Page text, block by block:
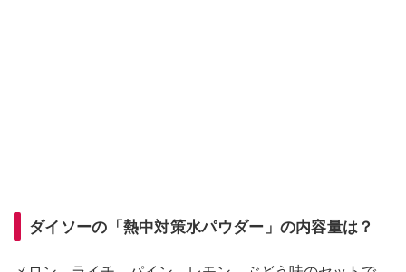
ダイソーの「熱中対策水パウダー」の内容量は？